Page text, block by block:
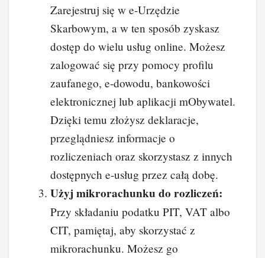
Zarejestruj się w e-Urzędzie
Skarbowym, a w ten sposób zyskasz
dostęp do wielu usług online. Możesz
zalogować się przy pomocy profilu
zaufanego, e-dowodu, bankowości
elektronicznej lub aplikacji mObywatel.
Dzięki temu złożysz deklaracje,
przeglądniesz informacje o
rozliczeniach oraz skorzystasz z innych
dostępnych e-usług przez całą dobę.
Użyj mikrorachunku do rozliczeń:
Przy składaniu podatku PIT, VAT albo
CIT, pamiętaj, aby skorzystać z
mikrorachunku. Możesz go